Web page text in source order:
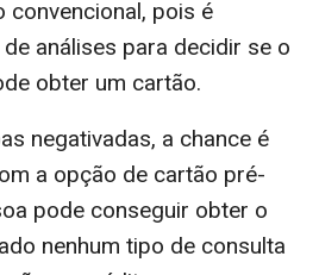
convencional, pois é
análises para decidir se o
obter um cartão.
negativadas, a chance é
a opção de cartão pré-
pode conseguir obter o
nenhum tipo de consulta